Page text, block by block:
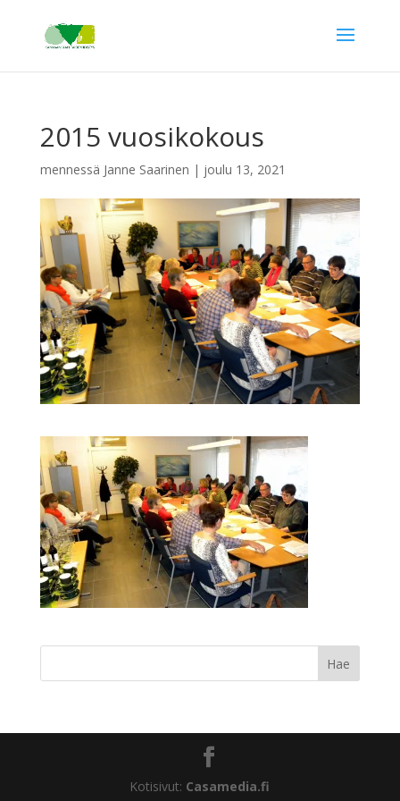
2015 vuosikokous
mennessä Janne Saarinen | joulu 13, 2021
Kotisivut: Casamedia.fi